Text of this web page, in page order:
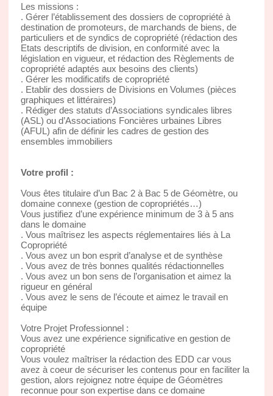
Les missions :
. Gérer l’établissement des dossiers de copropriété à
destination de promoteurs, de marchands de biens, de
particuliers et de syndics de copropriété (rédaction des
Etats descriptifs de division, en conformité avec la
législation en vigueur, et rédaction des Règlements de
copropriété adaptés aux besoins des clients)
. Gérer les modificatifs de copropriété
. Etablir des dossiers de Divisions en Volumes (pièces
graphiques et littéraires)
. Rédiger des statuts d’Associations syndicales libres
(ASL) ou d’Associations Foncières urbaines Libres
(AFUL) afin de définir les cadres de gestion des
ensembles immobiliers
Votre profil :
Vous êtes titulaire d’un Bac 2 à Bac 5 de Géomètre, ou
domaine connexe (gestion de copropriétés…)
Vous justifiez d’une expérience minimum de 3 à 5 ans
dans le domaine
. Vous maîtrisez les aspects réglementaires liés à La
Copropriété
. Vous avez un bon esprit d’analyse et de synthèse
. Vous avez de très bonnes qualités rédactionnelles
. Vous avez un bon sens de l’organisation et aimez la
rigueur en général
. Vous avez le sens de l’écoute et aimez le travail en
équipe
Votre Projet Professionnel :
Vous avez une expérience significative en gestion de
copropriété
Vous voulez maîtriser la rédaction des EDD car vous
avez à coeur de sécuriser les contenus pour en faciliter la
gestion, alors rejoignez notre équipe de Géomètres
reconnue pour son expertise dans ce domaine